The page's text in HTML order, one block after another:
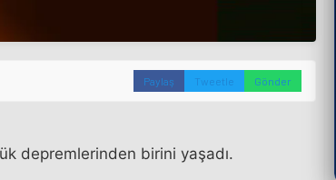
Paylaş Tweetle Gönder
depremlerinden birini yaşadı.